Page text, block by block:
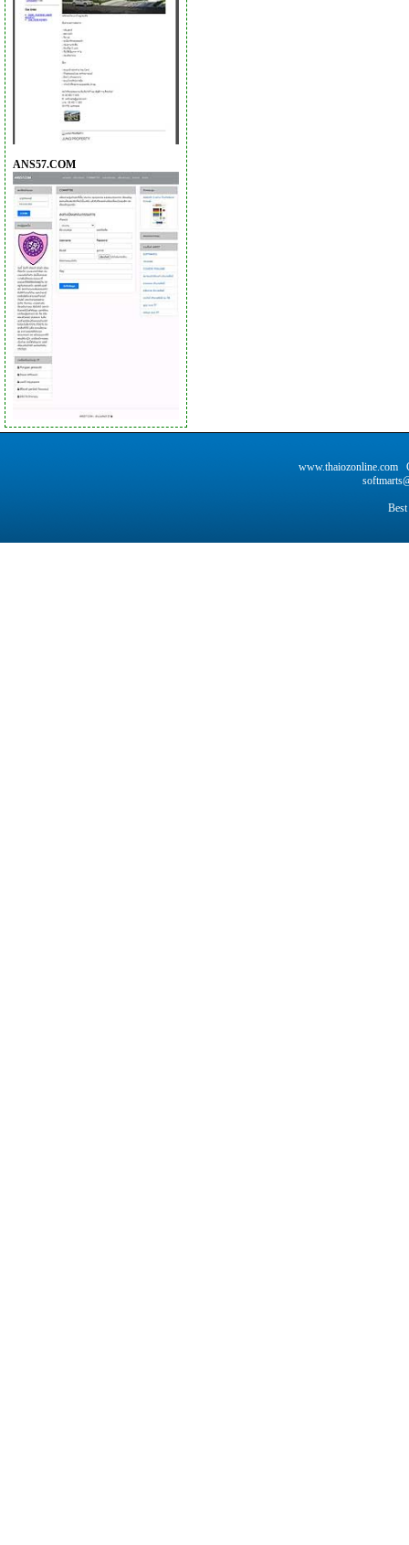
ANS57.COM
www.thaiozonline.com